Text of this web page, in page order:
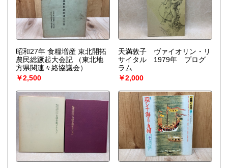
昭和27年 食糧増産 東北開拓
農民総蹶起大会記
（東北地
方県関連々絡協議会）
￥2,500
天満敦子 ヴァイオリン・リ
サイタル 1979年 プログ
ラム
￥2,000